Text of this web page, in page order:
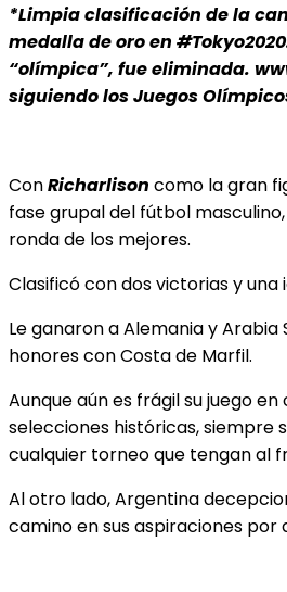
*Limpia clasificación de la
medalla de oro en
“olímpica”, fue eliminada.
siguiendo los Juegos
ConRicharlison como la gran
fase grupal del fútbol masculino,
ronda de los mejores.
Clasificó con dos victorias y una
Le ganaron a Alemania y
honores con Costa de Marfil.
Aunque aún es frágil su juego
selecciones históricas, siempre
cualquier torneo que tengan al
Al otro lado, Argentina
camino en sus aspiraciones por